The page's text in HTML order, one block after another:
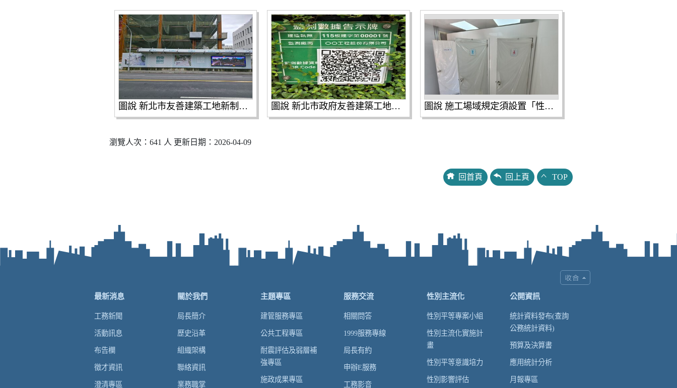
圖說 新北市友善建築工地新制度，規範圍籬底色限定白或綠色，嚴禁張貼與工地無關的廣告，保持整潔，提升市容品質。 圖說 新北市政府友善建築工地新制，導入「全民掃碼智慧監督機制」，民眾拿起手機掃描專屬QR Code，即時檢視工地各項監測數據。 圖說 施工場域規定須設置「性別友善廁所」與「女性專屬休息室」，並張貼性別友善標語，打破工地刻板印象。
瀏覽人次：641 人 更新日期：2026-04-09
回首頁 回上頁 TOP
最新消息
工務新聞
活動訊息
布告欄
徵才資訊
澄清專區
關於我們
局長簡介
歷史沿革
組織架構
聯絡資訊
業務職掌
主題專區
建管服務專區
公共工程專區
耐震評估及弱層補
強專區
施政成果專區
服務交流
相關問答
1999服務專線
局長有約
申辦E服務
工務影音
性別主流化
性別平等專案小組
性別主流化實施計
畫
性別平等意識培力
性別影響評估
公開資訊
統計資料發布(查詢
公務統計資料)
預算及決算書
應用統計分析
月報專區